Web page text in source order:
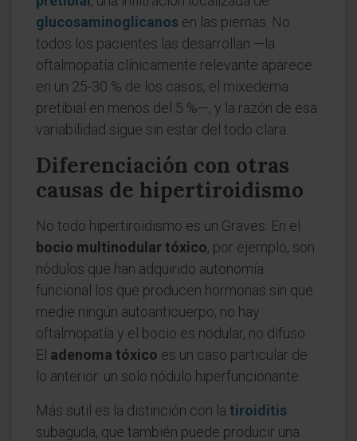
glucosaminoglicanos en las piernas. No
todos los pacientes las desarrollan —la
oftalmopatía clínicamente relevante aparece
en un 25-30 % de los casos, el mixedema
pretibial en menos del 5 %—, y la razón de esa
variabilidad sigue sin estar del todo clara.
Diferenciación con otras
causas de hipertiroidismo
No todo hipertiroidismo es un Graves. En el
bocio multinodular tóxico, por ejemplo, son
nódulos que han adquirido autonomía
funcional los que producen hormonas sin que
medie ningún autoanticuerpo; no hay
oftalmopatía y el bocio es nodular, no difuso.
El adenoma tóxico es un caso particular de
lo anterior: un solo nódulo hiperfuncionante.
Más sutil es la distinción con la tiroiditis
subaguda, que también puede producir una